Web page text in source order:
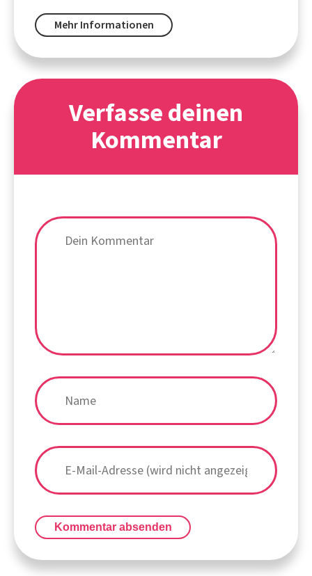
Mehr Informationen
Verfasse deinen
Kommentar
Kommentar absenden